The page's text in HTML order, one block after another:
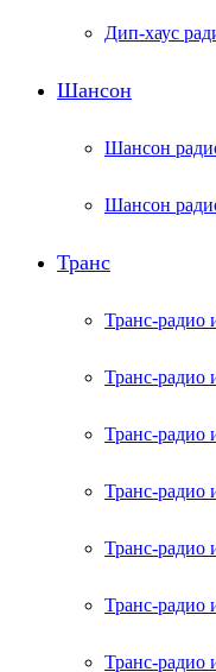
Дип-хаус
Шансон
Шансон
Шансон
Транс
Транс-радио
Транс-радио
Транс-радио
Транс-радио
Транс-радио
Транс-радио
Транс-радио